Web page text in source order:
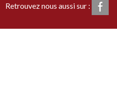
Retrouvez nous aussi sur :